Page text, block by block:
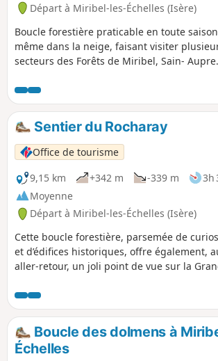
Départ à Miribel-les-Échelles (Isère)
Boucle forestière praticable en toute
même dans la neige, faisant visiter
secteurs des Forêts de Miribel, Sain- Aupre
moyenne altitude, celui des Mille Martyrs et
celui du Pilori. Profiter aussi de quelques
vues dégagées sur le parcours.
Sentier du Rocharay
Office de tourisme
9,15 km
+342 m -339 m
3h
Moyenne
Départ à Miribel-les-Échelles (Isère)
Cette boucle forestière, parsemée de
et d’édifices historiques, offre également,
aller-retour, un joli point de vue sur la
disponible.
Boucle des dolmens à
Échelles